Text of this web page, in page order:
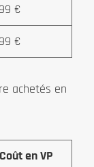
€
€
achetés en
Coût en VP